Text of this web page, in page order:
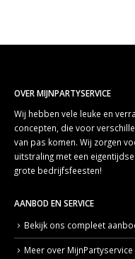
OVER MIJNPARTYSERVICE
Wij hebben vele leuke en
concepten, die voor
van pas komen. Wij zorgen
uitstraling met een
grote bedrijfsfeesten!
AANBOD EN SERVICE
Bekijk ons compleet
Meer over MijnPartyservice